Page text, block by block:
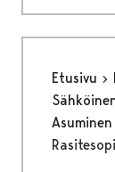
Etusivu